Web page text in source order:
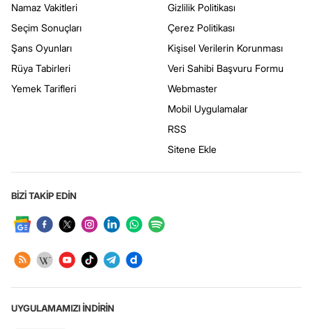
Namaz Vakitleri
Seçim Sonuçları
Şans Oyunları
Rüya Tabirleri
Yemek Tarifleri
Gizlilik Politikası
Çerez Politikası
Kişisel Verilerin Korunması
Veri Sahibi Başvuru Formu
Webmaster
Mobil Uygulamalar
RSS
Sitene Ekle
BİZİ TAKİP EDİN
UYGULAMAMIZI İNDİRİN